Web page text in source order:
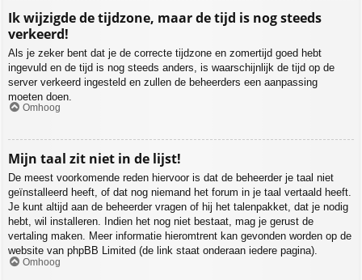
Ik wijzigde de tijdzone, maar de tijd is nog steeds
verkeerd!
Als je zeker bent dat je de correcte tijdzone en zomertijd goed hebt
ingevuld en de tijd is nog steeds anders, is waarschijnlijk de tijd op de
server verkeerd ingesteld en zullen de beheerders een aanpassing
moeten doen.
Omhoog
Mijn taal zit niet in de lijst!
De meest voorkomende reden hiervoor is dat de beheerder je taal niet
geïnstalleerd heeft, of dat nog niemand het forum in je taal vertaald heeft.
Je kunt altijd aan de beheerder vragen of hij het talenpakket, dat je nodig
hebt, wil installeren. Indien het nog niet bestaat, mag je gerust de
vertaling maken. Meer informatie hieromtrent kan gevonden worden op de
website van phpBB Limited (de link staat onderaan iedere pagina).
Omhoog